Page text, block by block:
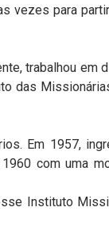
vezes para
trabalhou em
das
Em 1957,
com uma
Instituto